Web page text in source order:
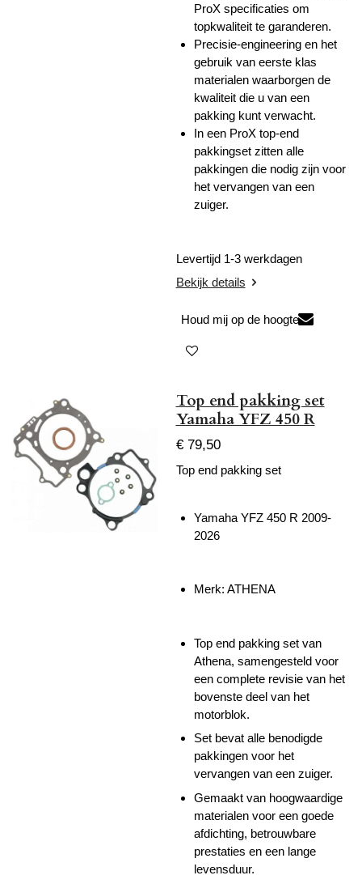
ProX specificaties om
topkwaliteit te garanderen.
Precisie-engineering en het
gebruik van eerste klas
materialen waarborgen de
kwaliteit die u van een
pakking kunt verwacht.
In een ProX top-end
pakkingset zitten alle
pakkingen die nodig zijn voor
het vervangen van een
zuiger.
Levertijd 1-3 werkdagen
Bekijk details
Houd mij op de hoogte
Top end pakking set
Yamaha YFZ 450 R
€ 79,50
Top end pakking set
Yamaha YFZ 450 R 2009-
2026
Merk: ATHENA
Top end pakking set van
Athena, samengesteld voor
een complete revisie van het
bovenste deel van het
motorblok.
Set bevat alle benodigde
pakkingen voor het
vervangen van een zuiger.
Gemaakt van hoogwaardige
materialen voor een goede
afdichting, betrouwbare
prestaties en een lange
levensduur.